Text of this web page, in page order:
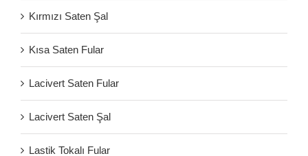
Kırmızı Saten Şal
Kısa Saten Fular
Lacivert Saten Fular
Lacivert Saten Şal
Lastik Tokalı Fular